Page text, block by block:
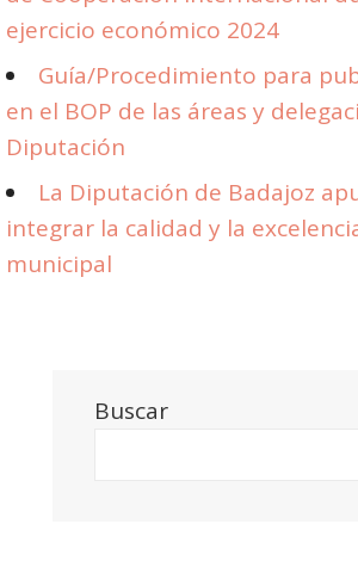
ejercicio económico 2024
Guía/Procedimiento para
en el BOP de las áreas y
Diputación
La Diputación de Badajoz
integrar la calidad y la
municipal
Buscar